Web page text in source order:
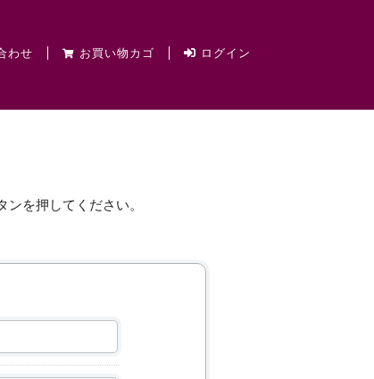
わせ お買い物カゴ ログイン
を押してください。